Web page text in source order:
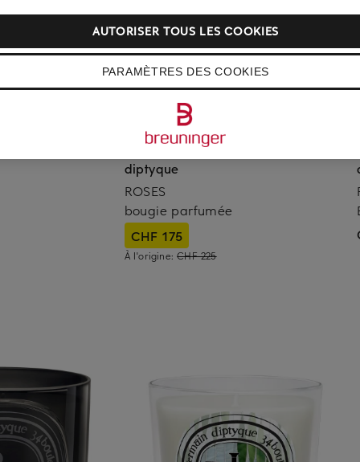
diptyque
ROSES
bougie parfumée
CHF 175
À l'origine:CHF 225
PARAMÈTRES DES COOKIES
AUTORISER TOUS LES COOKIES